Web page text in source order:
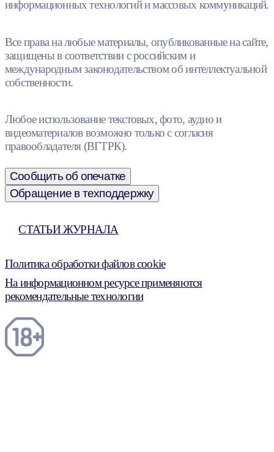
информационных технологий и массовых коммуникаций.
Все права на любые материалы, опубликованные на сайте,
защищены в соответствии с российским и
международным законодательством об интеллектуальной
собственности.
Любое использование текстовых, фото, аудио и
видеоматериалов возможно только с согласия
правообладателя (ВГТРК).
Сообщить об опечатке
Обращение в техподдержку
СТАТЬИ ЖУРНАЛА
Политика обработки файлов cookie
На информационном ресурсе применяются
рекомендательные технологии